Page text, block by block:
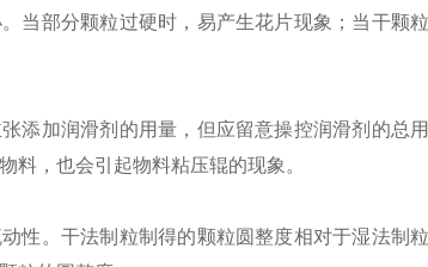
当部分颗粒过硬时，易产生花片现象；当干颗
添加润滑剂的用量，但应留意操控润滑剂的总
料，也会引起物料粘压辊的现象。
性。干法制粒制得的颗粒圆整度相对于湿法制